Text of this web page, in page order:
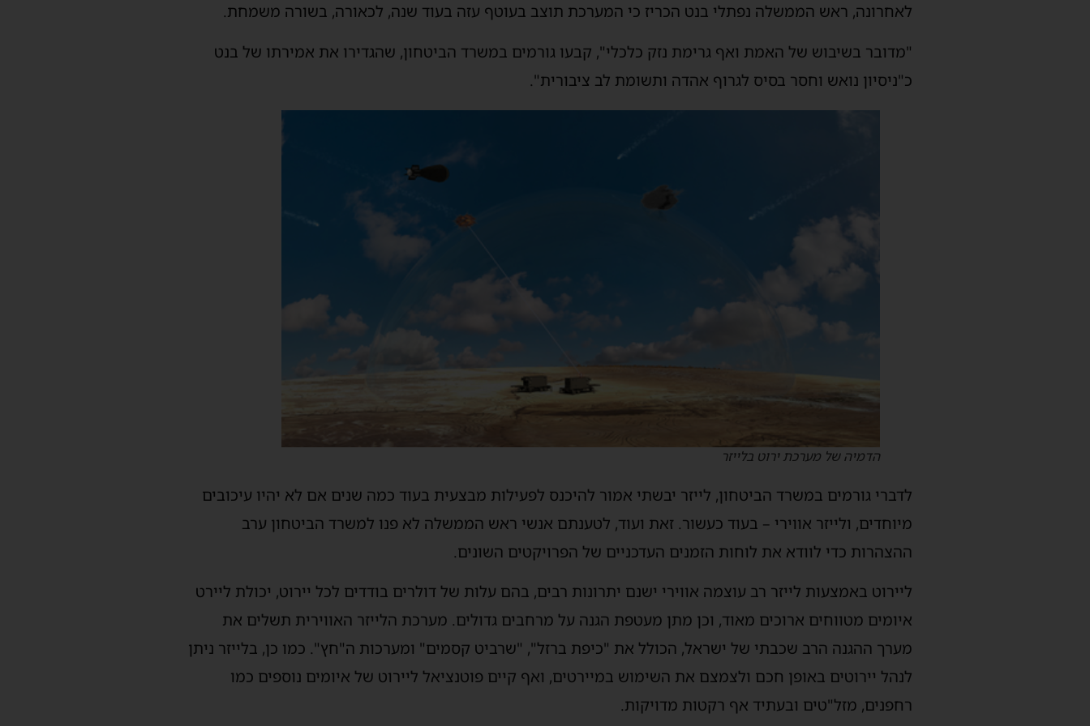
לאחרונה, ראש הממשלה נפתלי בנט הכריז כי המערכת תוצב בעוטף עזה בעוד שנה, לכאורה, בשורה משמחת.
"מדובר בשיבוש של האמת ואף גרימת נזק כלכלי", קבעו גורמים במשרד הביטחון, שהגדירו את אמירתו של בנט
כ"ניסיון נואש וחסר בסיס לגרוף אהדה ותשומת לב ציבורית".
הדמיה של מערכת ירוט בלייזר
לדברי גורמים במשרד הביטחון, לייזר יבשתי אמור להיכנס לפעילות מבצעית בעוד כמה שנים אם לא יהיו עיכובים
מיוחדים, ולייזר אווירי – בעוד כעשור. זאת ועוד, לטענתם אנשי ראש הממשלה לא פנו למשרד הביטחון ערב
ההצהרות כדי לוודא את לוחות הזמנים העדכניים של הפרויקטים השונים.
ליירוט באמצעות לייזר רב עוצמה אווירי ישנם יתרונות רבים, בהם עלות של דולרים בודדים לכל יירוט, יכולת ליירט
איומים מטווחים ארוכים מאוד, וכן מתן מעטפת הגנה על מרחבים גדולים. מערכת הלייזר האווירית תשלים את
מערך ההגנה הרב שכבתי של ישראל, הכולל את "כיפת ברזל", "שרביט קסמים" ומערכות ה"חץ". כמו כן, בלייזר ניתן
לנהל יירוטים באופן חכם ולצמצם את השימוש במיירטים, ואף קיים פוטנציאל ליירוט של איומים נוספים כמו
רחפנים, מזל"טים ובעתיד אף רקטות מדויקות.